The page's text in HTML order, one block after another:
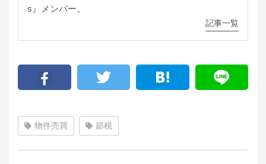
s』メンバー。
記事一覧
物件売買 節税